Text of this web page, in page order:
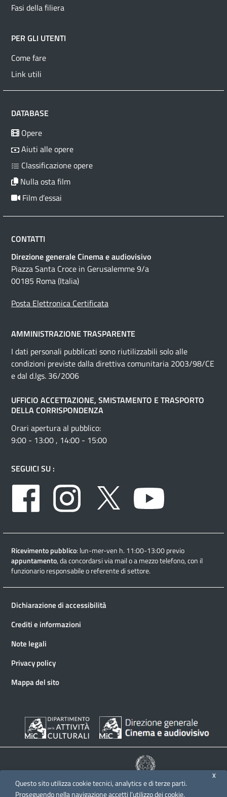
Fasi della filiera
PER GLI UTENTI
Come fare
Link utili
DATABASE
Opere
Aiuti alle opere
Classificazione opere
Nulla osta film
Film d’essai
CONTATTI
Direzione generale Cinema e audiovisivo
Piazza Santa Croce in Gerusalemme 9/a
00185 Roma (Italia)
Posta Elettronica Certificata
AMMINISTRAZIONE TRASPARENTE
I dati personali pubblicati sono riutilizzabili solo alle
condizioni previste dalla direttiva comunitaria 2003/98/CE
e dal d.lgs. 36/2006
UFFICIO ACCETTAZIONE, SMISTAMENTO E TRASPORTO
DELLA CORRISPONDENZA
Orari apertura al pubblico:
9:00 - 13:00 , 14:00 - 15:00
SEGUICI SU :
Facebook
Instagram Twitter
Ricevimento pubblico: lun-mer-ven h. 11:00-13:00 previo
appuntamento, da concordarsi via mail o a mezzo telefono, con il
funzionario responsabile o referente di settore.
Dichiarazione di accessibilità
Crediti e informazioni
Note legali
Privacy policy
Mappa del sito
© 2026 Direzione generale Cinema e audiovisivo
X
Questo sito utilizza cookie tecnici, analytics e di terze parti.
Proseguendo nella navigazione accetti l’utilizzo dei cookie.